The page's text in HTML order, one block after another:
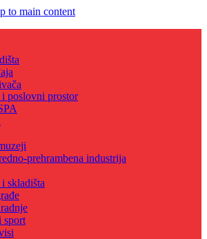
to main content
i poslovni prostor
prehrambena industrija
skladišta
sport